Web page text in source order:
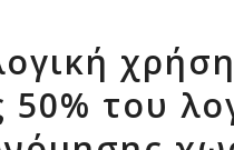
50% του